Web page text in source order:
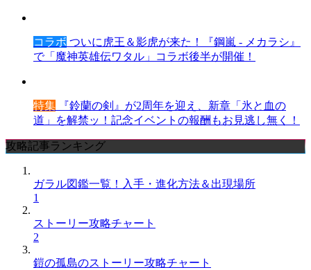
コラボ ついに虎王＆影虎が来た！『鋼嵐 - メカラシ』
で「魔神英雄伝ワタル」コラボ後半が開催！
特集 『鈴蘭の剣』が2周年を迎え、新章「氷と血の
道」を解禁ッ！記念イベントの報酬もお見逃し無く！
攻略記事ランキング
ガラル図鑑一覧！入手・進化方法＆出現場所
1
ストーリー攻略チャート
2
鎧の孤島のストーリー攻略チャート